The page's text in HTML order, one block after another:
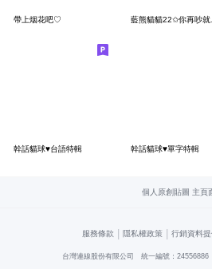
帶上烟花吧♡ 藍
幹話貓球♥台語特輯 幹話貓球♥單字特輯
個人原創貼圖 主頁
服務條款 | 隱私權政策 | 行銷資料
台灣連線股份有限公司 統一編號：24556886